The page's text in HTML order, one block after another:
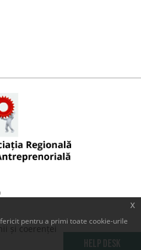
și coerenței
Help Desk
pentru a primi toate cookie-urile
x